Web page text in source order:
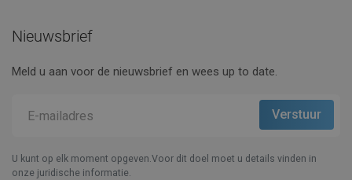
Nieuwsbrief
Meld u aan voor de nieuwsbrief en wees up to date.
U kunt op elk moment opgeven.Voor dit doel moet u details vinden in
onze juridische informatie.